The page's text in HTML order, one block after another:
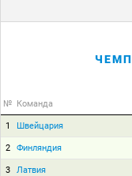
№ Команда
1 Швейцария
2 Финляндия
3 Латвия